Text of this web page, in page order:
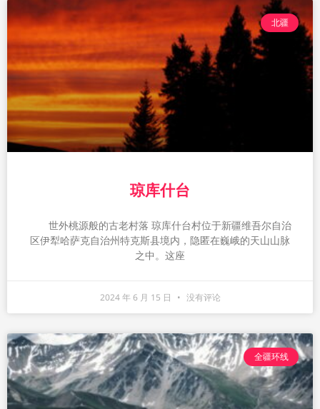
北疆
琼库什台
世外桃源般的古老村落 琼库什台村位于新疆维吾尔自治
区伊犁哈萨克自治州特克斯县境内，隐匿在巍峨的天山山脉
之中。这座
2024 年 6 月 15 日 没有评论
全疆环线